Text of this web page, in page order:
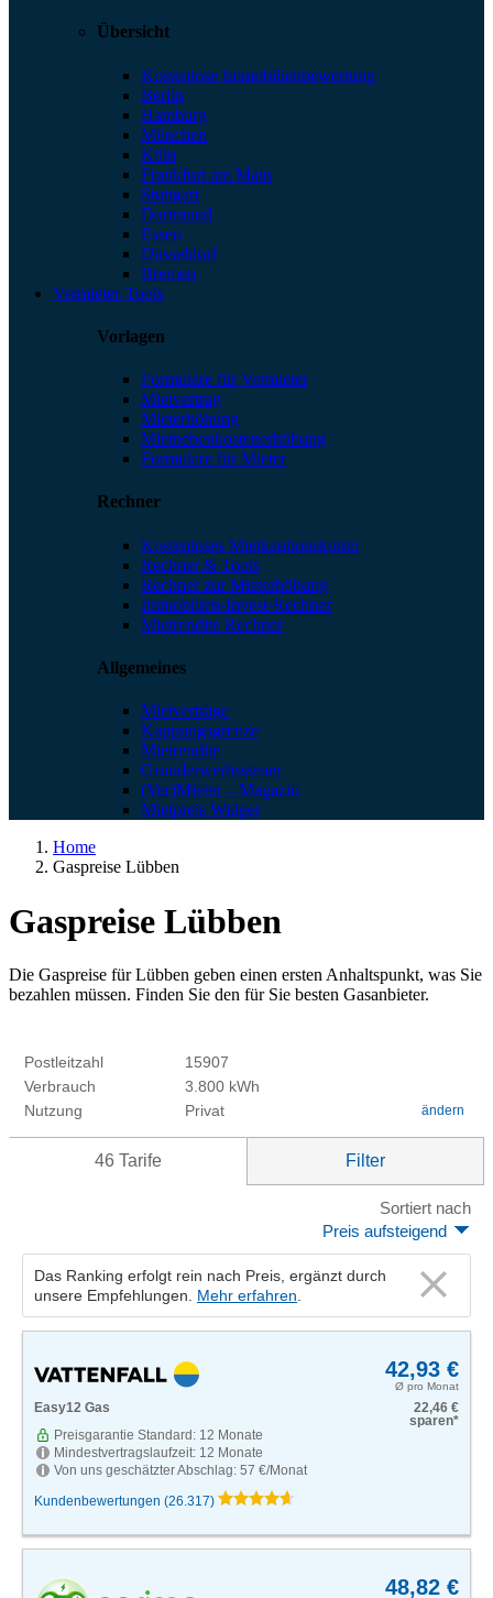
Übersicht
Kostenlose Immobilienbewertung
Berlin
Hamburg
München
Köln
Frankfurt am Main
Stuttgart
Dortmund
Essen
Düsseldorf
Bremen
Vermieter-Tools
Vorlagen
Formulare für Vermieter
Mietvertrag
Mieterhöhung
Mietnebenkostenerhöhung
Formulare für Mieter
Rechner
Kostenloses Mietkautionskonto
Rechner & Tools
Rechner zur Mieterhöhung
Immobilien-Invest-Rechner
Mietrendite Rechner
Allgemeines
Mietverträge
Kappungsgrenze
Mietrendite
Grunderwerbssteuer
(Ver)Mieter – Magazin
Mietpreis Widget
Home
Gaspreise Lübben
Gaspreise Lübben
Die Gaspreise für Lübben geben einen ersten Anhaltspunkt, was Sie
bezahlen müssen. Finden Sie den für Sie besten Gasanbieter.